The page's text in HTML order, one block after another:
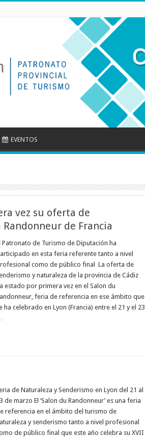
EVENTOS
vez su oferta de
de Francia
Patronato de Turismo de Diputación ha
en esta feria referente tanto a nivel
como de público final La oferta de
y naturaleza de la provincia de Cádiz
estado por primera vez en el Salon du
feria de referencia en ese ámbito que
ha celebrado en Lyon (Francia) entre el 21 y el 23
de Naturaleza y Senderismo en Lyon del 21 al
de marzo El ‘Salon du Randonneur’ es una feria
referencia en el ámbito del turismo de
y senderismo tanto a nivel profesional
de público final que este año celebra su XVII